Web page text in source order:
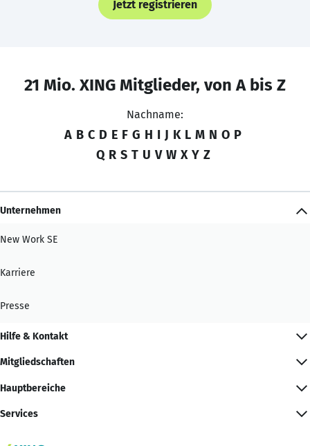
Jetzt registrieren
21 Mio. XING Mitglieder, von A bis Z
Nachname:
A B C D E F G H I J K L M N O P
Q R S T U V W X Y Z
Unternehmen
New Work SE
Karriere
Presse
Hilfe & Kontakt
Mitgliedschaften
Hauptbereiche
Services